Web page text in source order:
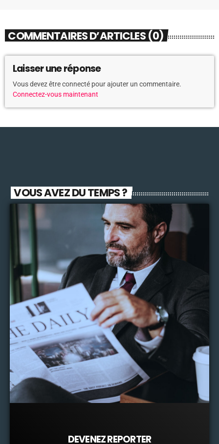
COMMENTAIRES D’ARTICLES (0)
Laisser une réponse
Vous devez être connecté pour ajouter un commentaire.
Connectez-vous maintenant
VOUS AVEZ DU TEMPS ?
DEVENEZ REPORTER